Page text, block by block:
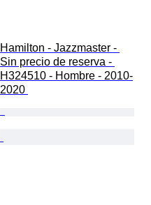
Hamilton - Jazzmaster -
Sin precio de reserva -
H324510 - Hombre - 2010-
2020